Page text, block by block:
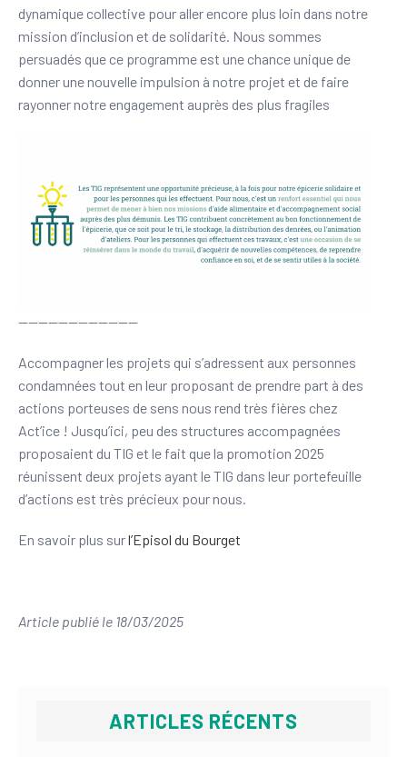
dynamique collective pour aller encore plus loin dans notre
mission d’inclusion et de solidarité. Nous sommes
persuadés que ce programme est une chance unique de
donner une nouvelle impulsion à notre projet et de faire
rayonner notre engagement auprès des plus fragiles
————————————
Accompagner les projets qui s’adressent aux personnes
condamnées tout en leur proposant de prendre part à des
actions porteuses de sens nous rend très fières chez
Act’ice ! Jusqu’ici, peu des structures accompagnées
proposaient du TIG et le fait que la promotion 2025
réunissent deux projets ayant le TIG dans leur portefeuille
d’actions est très précieux pour nous.
En savoir plus surl’Episol du Bourget
Article publié le 18/03/2025
ARTICLES RÉCENTS